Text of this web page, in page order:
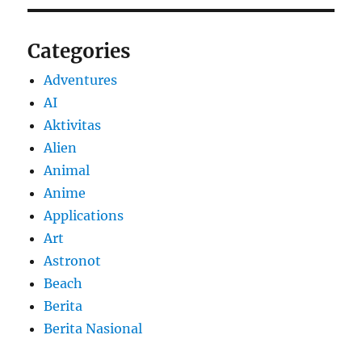
Categories
Adventures
AI
Aktivitas
Alien
Animal
Anime
Applications
Art
Astronot
Beach
Berita
Berita Nasional